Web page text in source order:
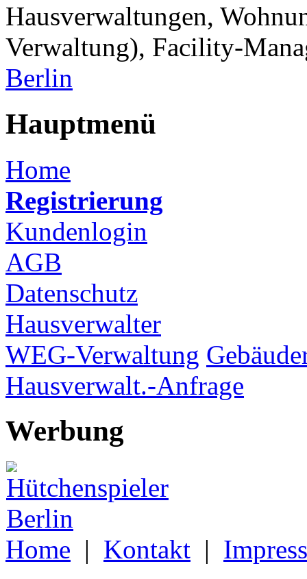
Hausverwaltungen,
Verwaltung), Facility-
Berlin
Hauptmenü
Home
Registrierung
Kundenlogin
AGB
Datenschutz
Hausverwalter
WEG-Verwaltung
Hausverwalt.-Anfrage
Werbung
Home | Kontakt |